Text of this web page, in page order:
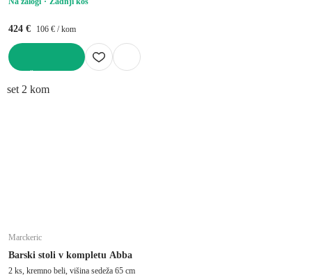
424 € 106 € / kom
set 2 kom
Marckeric
Barski stoli v kompletu Abba
2 ks, kremno beli, višina sedeža 65 cm